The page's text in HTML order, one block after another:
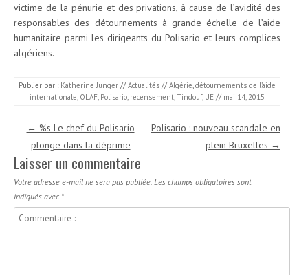
victime de la pénurie et des privations, à cause de l’avidité des
responsables des détournements à grande échelle de l’aide
humanitaire parmi les dirigeants du Polisario et leurs complices
algériens.
Publier par : Katherine Junger // Actualités // Algérie,détournements de l’aide
internationale, OLAF, Polisario, recensement,Tindouf, UE // mai 14, 2015
Navigation des articles
← %s Le chef du Polisario
plonge dans la déprime
Polisario : nouveau scandale en
plein Bruxelles →
Laisser un commentaire
Votre adresse e-mail ne sera pas publiée. Les champs obligatoires sont
indiqués avec *